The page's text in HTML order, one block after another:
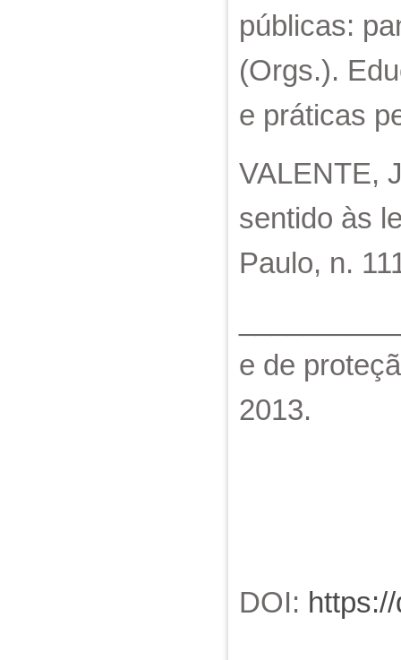
públicas:
(Orgs.).
e práticas
VALENTE,
sentido às
Paulo, n.
e de
2013.
DOI: